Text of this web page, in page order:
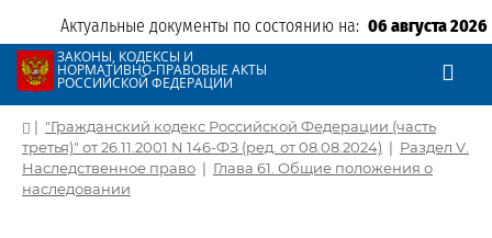
Актуальные документы по состоянию на: 06 августа 2026
ЗАКОНЫ, КОДЕКСЫ И
НОРМАТИВНО-ПРАВОВЫЕ АКТЫ
РОССИЙСКОЙ ФЕДЕРАЦИИ
| "Гражданский кодекс Российской Федерации (часть
третья)" от 26.11.2001 N 146-ФЗ (ред. от 08.08.2024) | Раздел V.
Наследственное право | Глава 61. Общие положения о
наследовании